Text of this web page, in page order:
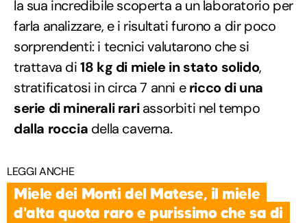
la sua incredibile scoperta a un laboratorio per
farla analizzare, e i risultati furono a dir poco
sorprendenti: i tecnici valutarono che si
trattava di18 kg di miele in stato solido,
stratificatosi in circa 7 anni ericco di una
serie di minerali rariassorbiti nel tempo
dalla roccia della caverna.
LEGGI ANCHE
Miele dei Monti del Matese, il miele
d'alta quota raro e purissimo che sa di